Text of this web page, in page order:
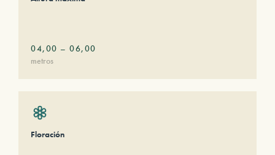
04,00 – 06,00
metros
Floración